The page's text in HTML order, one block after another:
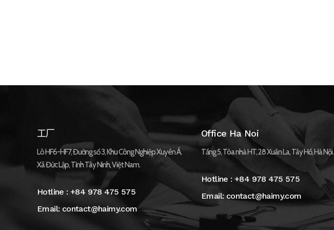
工厂
Lô HF6-HF7, Đường số 3, Khu Công Nghiệp Xuyên Á,
Xã Đức Lập, Tỉnh Tây Ninh, Việt Nam.
Hotline :+84 978 475 575
Email:contact@haimy.com
Office Ha Noi
Tầng 5, Tòa nhà HT, 28 Xuân La, Tây Hồ, Hà Nội.
Hotline :+84 978 475 575
Email:contact@haimy.com